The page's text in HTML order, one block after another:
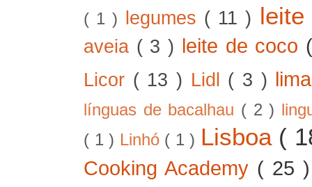
( 1 ) legumes ( 11 )
aveia ( 3 ) leite de coco
Licor ( 13 ) Lidl ( 3 )
línguas de bacalhau ( 2 )
( 1 ) Linhó ( 1 ) Lisboa (
Cooking Academy ( 25